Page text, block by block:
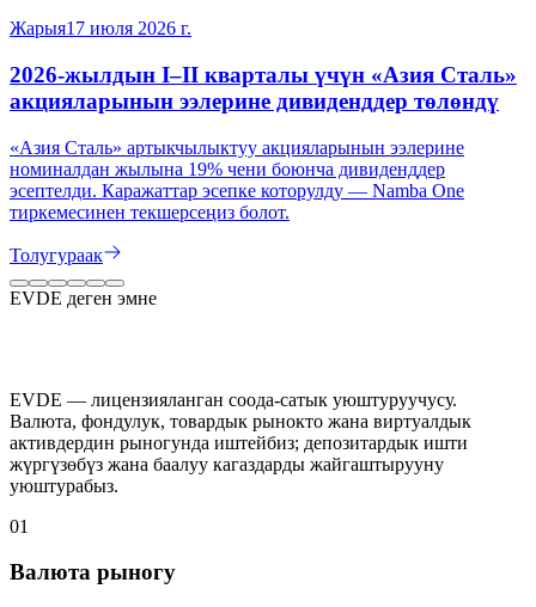
Жарыя17 июля 2026 г.
2026-жылдын I–II кварталы үчүн «Азия Сталь»
акцияларынын ээлерине дивиденддер төлөндү
«Азия Сталь» артыкчылыктуу акцияларынын ээлерине
номиналдан жылына 19% чени боюнча дивиденддер
эсептелди. Каражаттар эсепке которулду — Namba One
тиркемесинен текшерсеңиз болот.
Толугураак
EVDE деген эмне
EVDE — лицензияланган соода-сатык уюштуруучусу.
Валюта, фондулук, товардык рынокто жана виртуалдык
активдердин рыногунда иштейбиз; депозитардык ишти
жүргүзөбүз жана баалуу кагаздарды жайгаштырууну
уюштурабыз.
01
Валюта рыногу